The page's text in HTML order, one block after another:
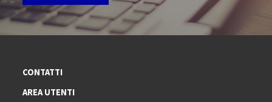
CONTATTI
AREA UTENTI